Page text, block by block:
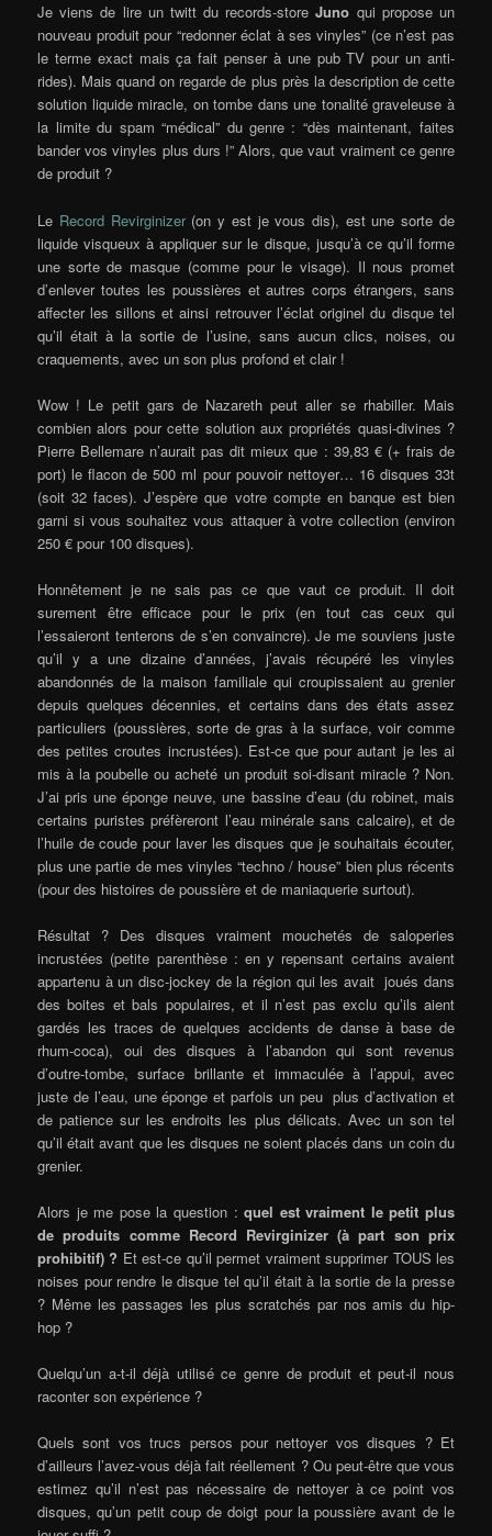
Je viens de lire un twitt du records-storeJuno qui propose un
nouveau produit pour “redonner éclat à ses vinyles” (ce n’est pas
le terme exact mais ça fait penser à une pub TV pour un anti-
rides). Mais quand on regarde de plus près la description de cette
solution liquide miracle, on tombe dans une tonalité graveleuse à
la limite du spam “médical” du genre : “dès maintenant, faites
bander vos vinyles plus durs !” Alors, que vaut vraiment ce genre
de produit ?
Le Record Revirginizer(on y est je vous dis), est une sorte de
liquide visqueux à appliquer sur le disque, jusqu’à ce qu’il forme
une sorte de masque (comme pour le visage). Il nous promet
d’enlever toutes les poussières et autres corps étrangers, sans
affecter les sillons et ainsi retrouver l’éclat originel du disque tel
qu’il était à la sortie de l’usine, sans aucun clics, noises, ou
craquements, avec un son plus profond et clair !
Wow ! Le petit gars de Nazareth peut aller se rhabiller. Mais
combien alors pour cette solution aux propriétés quasi-divines ?
Pierre Bellemare n’aurait pas dit mieux que : 39,83 € (+ frais de
port) le flacon de 500 ml pour pouvoir nettoyer… 16 disques 33t
(soit 32 faces). J’espère que votre compte en banque est bien
garni si vous souhaitez vous attaquer à votre collection (environ
250 € pour 100 disques).
Honnêtement je ne sais pas ce que vaut ce produit. Il doit
surement être efficace pour le prix (en tout cas ceux qui
l’essaieront tenterons de s’en convaincre). Je me souviens juste
qu’il y a une dizaine d’années, j’avais récupéré les vinyles
abandonnés de la maison familiale qui croupissaient au grenier
depuis quelques décennies, et certains dans des états assez
particuliers (poussières, sorte de gras à la surface, voir comme
des petites croutes incrustées). Est-ce que pour autant je les ai
mis à la poubelle ou acheté un produit soi-disant miracle ? Non.
J’ai pris une éponge neuve, une bassine d’eau (du robinet, mais
certains puristes préfèreront l’eau minérale sans calcaire), et de
l’huile de coude pour laver les disques que je souhaitais écouter,
plus une partie de mes vinyles “techno / house” bien plus récents
(pour des histoires de poussière et de maniaquerie surtout).
Résultat ? Des disques vraiment mouchetés de saloperies
incrustées (petite parenthèse : en y repensant certains avaient
appartenu à un disc-jockey de la région qui les avait joués dans
des boites et bals populaires, et il n’est pas exclu qu’ils aient
gardés les traces de quelques accidents de danse à base de
rhum-coca), oui des disques à l’abandon qui sont revenus
d’outre-tombe, surface brillante et immaculée à l’appui, avec
juste de l’eau, une éponge et parfois un peu plus d’activation et
de patience sur les endroits les plus délicats. Avec un son tel
qu’il était avant que les disques ne soient placés dans un coin du
grenier.
Alors je me pose la question :quel est vraiment le petit plus
de produits comme Record Revirginizer (à part son prix
prohibitif) ? Et est-ce qu’il permet vraiment supprimer TOUS les
noises pour rendre le disque tel qu’il était à la sortie de la presse
? Même les passages les plus scratchés par nos amis du hip-
hop ?
Quelqu’un a-t-il déjà utilisé ce genre de produit et peut-il nous
raconter son expérience ?
Quels sont vos trucs persos pour nettoyer vos disques ? Et
d’ailleurs l’avez-vous déjà fait réellement ? Ou peut-être que vous
estimez qu’il n’est pas nécessaire de nettoyer à ce point vos
disques, qu’un petit coup de doigt pour la poussière avant de le